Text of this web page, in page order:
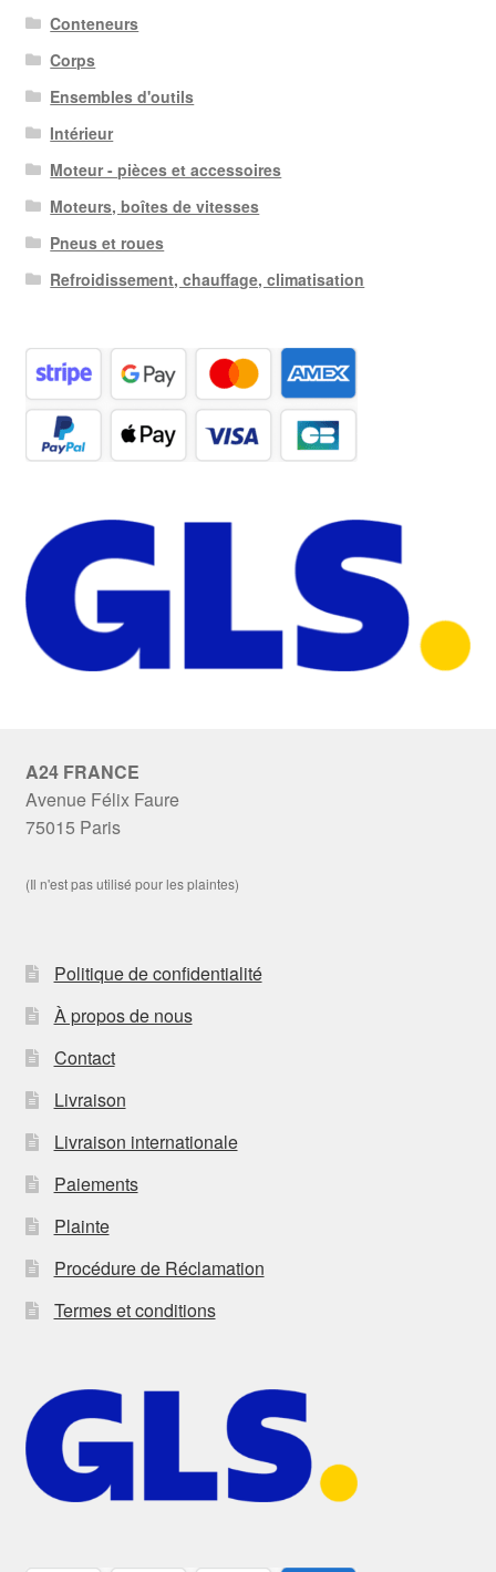
Conteneurs
Corps
Ensembles d'outils
Intérieur
Moteur - pièces et accessoires
Moteurs, boîtes de vitesses
Pneus et roues
Refroidissement, chauffage, climatisation
A24 FRANCE
Avenue Félix Faure
75015 Paris
(Il n'est pas utilisé pour les plaintes)
Politique de confidentialité
À propos de nous
Contact
Livraison
Livraison internationale
Paiements
Plainte
Procédure de Réclamation
Termes et conditions